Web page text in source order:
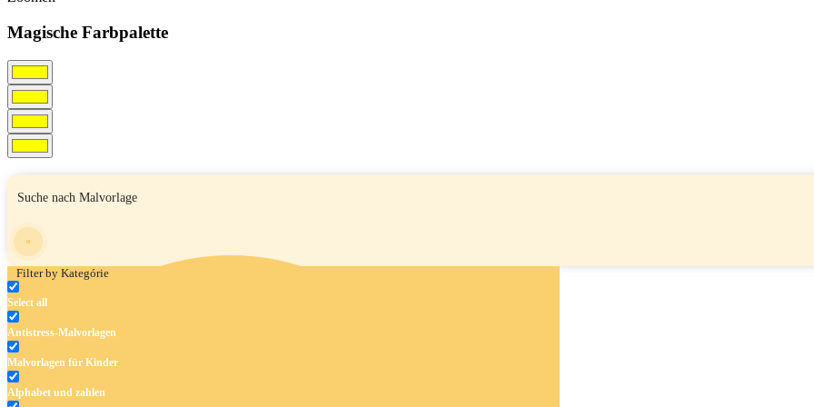
Magische Farbpalette
Filter by Kategórie
Select all
Antistress-Malvorlagen
Malvorlagen für Kinder
Alphabet und zahlen